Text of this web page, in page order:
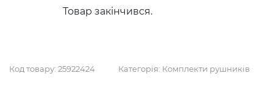
Товар закінчився.
Код товару: 25922424 Категорія: Комплекти рушників